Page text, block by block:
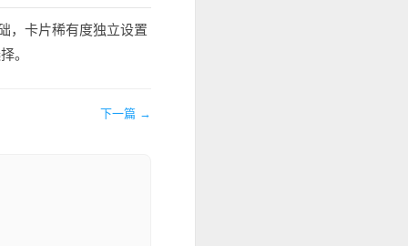
，卡片稀有度独立设置
。
下一篇 →